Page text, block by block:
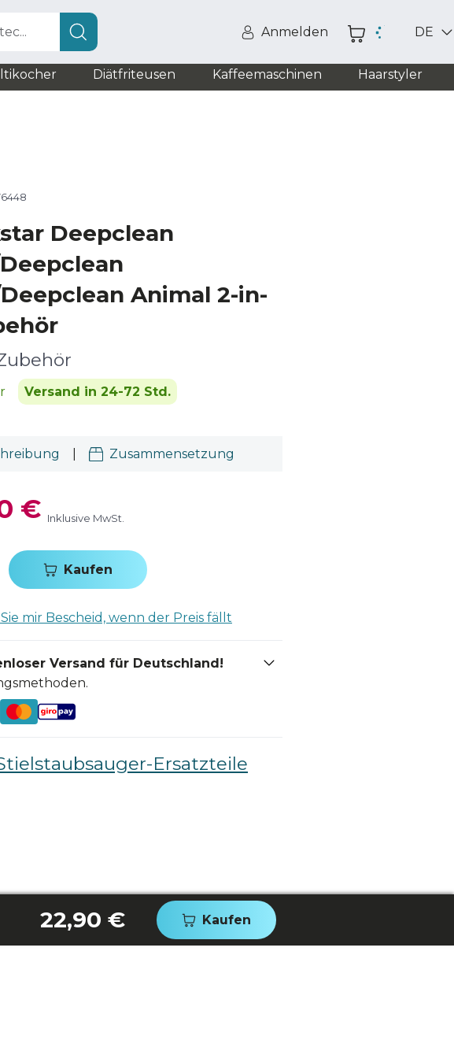
Anmelden DE
Diätfriteusen Kaffeemaschinen Haarstyler
Deepclean
Animal 2-in-
Versand in 24-72 Std.
Zusammensetzung
€ Inklusive MwSt.
Kaufen
mir Bescheid, wenn der Preis fällt
Versand für Deutschland!
Ersatzteile
22,90 € Kaufen